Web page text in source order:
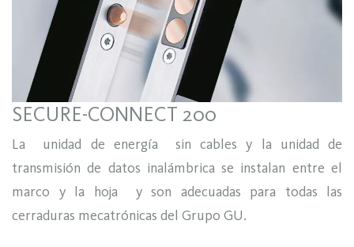
SECURE-CONNECT 200
La unidad de energía sin cables y la unidad de
transmisión de datos inalámbrica se instalan entre el
marco y la hoja y son adecuadas para todas las
cerraduras mecatrónicas del Grupo GU.